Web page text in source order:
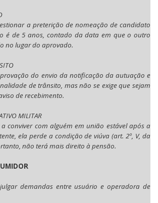
a preterição de nomeação de candidato
é de 5 anos, contado da data em que o outro
no lugar do aprovado.
do envio da notificação da autuação e
de trânsito, mas não se exige que sejam
de recebimento.
MILITAR
conviver com alguém em união estável após a
ela perde a condição de viúva (art. 2º, V, da
não terá mais direito à pensão.
demandas entre usuário e operadora de